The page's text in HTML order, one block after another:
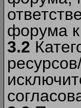
форума
3.2